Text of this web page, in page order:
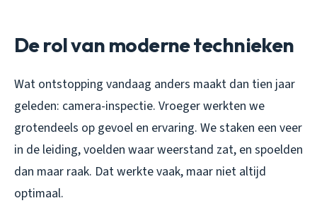
De rol van moderne technieken
Wat ontstopping vandaag anders maakt dan tien jaar
geleden: camera-inspectie. Vroeger werkten we
grotendeels op gevoel en ervaring. We staken een veer
in de leiding, voelden waar weerstand zat, en spoelden
dan maar raak. Dat werkte vaak, maar niet altijd
optimaal.